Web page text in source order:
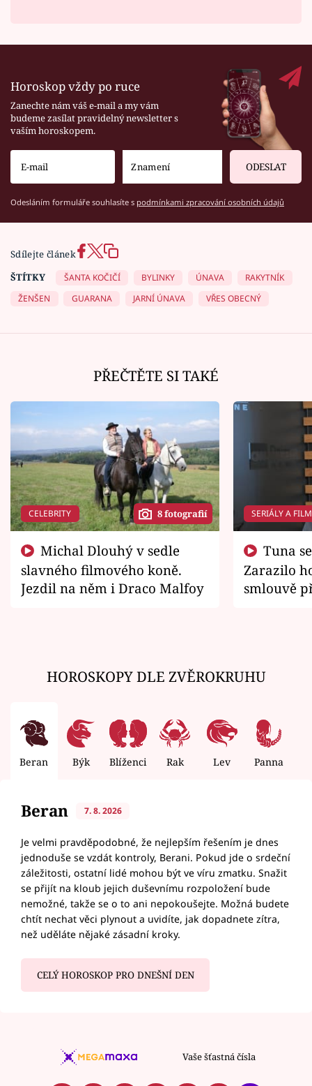
Horoskop vždy po ruce
Zanechte nám váš e-mail a my vám
budeme zasílat pravidelný newsletter s
vaším horoskopem.
ODESLAT
Odesláním formuláře souhlasíte s podmínkami zpracování osobních údajů
Sdílejte článek
ŠTÍTKY
ŠANTA KOČIČÍ BYLINKY ÚNAVA
RAKYTNÍK
ŽENŠEN
GUARANA JARNÍ ÚNAVA VŘES OBECNÝ
PŘEČTĚTE SI TAKÉ
CELEBRITY 8 fotografií
slavného filmového koně.
Jezdil na něm i Draco Malfoy
SERIÁLY A
Zarazilo
smlouvě
HOROSKOPY DLE ZVĚROKRUHU
Beran Býk Blíženci Rak Lev Panna
Beran 7. 8. 2026
Je velmi pravděpodobné, že nejlepším řešením je dnes
jednoduše se vzdát kontroly, Berani. Pokud jde o srdeční
záležitosti, ostatní lidé mohou být ve víru zmatku. Snažit
se přijít na kloub jejich duševnímu rozpoložení bude
nemožné, takže se o to ani nepokoušejte. Možná budete
chtít nechat věci plynout a uvidíte, jak dopadnete zítra,
než uděláte nějaké zásadní kroky.
CELÝ HOROSKOP PRO DNEŠNÍ DEN
Vaše šťastná čísla